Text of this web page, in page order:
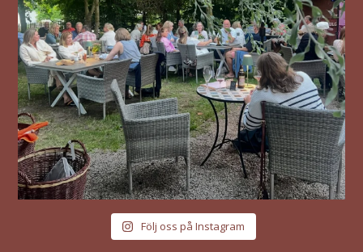
Följ oss på Instagram